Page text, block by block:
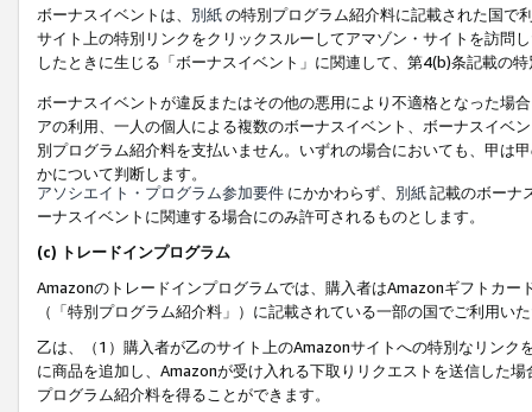
ボーナスイベントは、 別紙の特別プログラム紹介料に記載された国で
サイト上の特別リンクをクリックスルーしてアマゾン・サイトを訪問
したときに生じる「ボーナスイベント」に関連して、第4(b)条記載の
ボーナスイベントが違反またはその他の悪用により不適格となった場
アの利用、一人の個人による複数のボーナスイベント、ボーナスイベ
別プログラム紹介料を支払いません。いずれの場合においても、甲は
かについて判断します。
アソシエイト・プログラム参加要件 にかかわらず、 別紙記載のボーナ
ーナスイベントに関連する場合にのみ許可されるものとします。
(c) トレードインプログラム
Amazonのトレードインプログラムでは、購入者はAmazonギフトカ
（「特別プログラム紹介料」）に記載されている一部の国でご利用い
乙は、（1）購入者が乙のサイト上のAmazonサイトへの特別なリン
に商品を追加し、Amazonが受け入れる下取りリクエストを送信した
プログラム紹介料を得ることができます。